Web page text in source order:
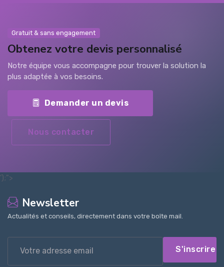
Gratuit & sans engagement
Obtenez votre devis personnalisé
Notre équipe vous accompagne pour trouver la solution la
plus adaptée à vos besoins.
Demander un devis
Nous contacter
');">
Newsletter
Actualités et conseils, directement dans votre boîte mail.
S'inscrire